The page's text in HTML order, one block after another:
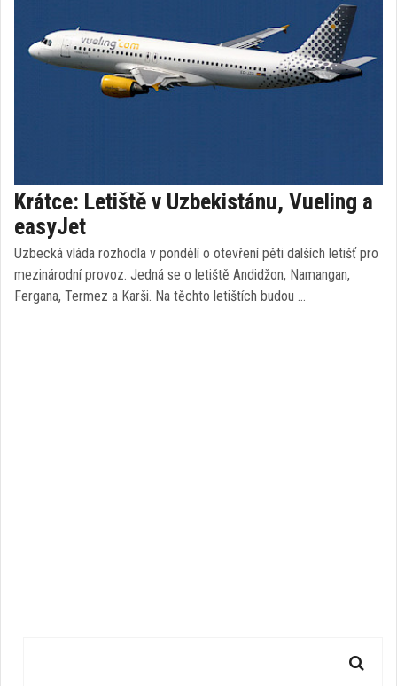
Krátce: Letiště v Uzbekistánu, Vueling a
easyJet
Uzbecká vláda rozhodla v pondělí o otevření pěti dalších letišť pro
mezinárodní provoz. Jedná se o letiště Andidžon, Namangan,
Fergana, Termez a Karši. Na těchto letištích budou …